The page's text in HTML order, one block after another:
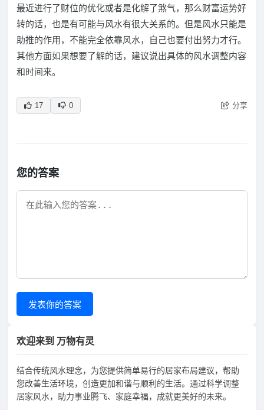
最近进行了财位的优化或者是化解了煞气，那么财富运势好
转的话，也是有可能与风水有很大关系的。但是风水只能是
助推的作用，不能完全依靠风水，自己也要付出努力才行。
其他方面如果想要了解的话，建议说出具体的风水调整内容
和时间来。
17 0 分享
您的答案
发表你的答案
欢迎来到 万物有灵
结合传统风水理念，为您提供简单易行的居家布局建议，帮助
您改善生活环境，创造更加和谐与顺利的生活。通过科学调整
居家风水，助力事业腾飞、家庭幸福，成就更美好的未来。